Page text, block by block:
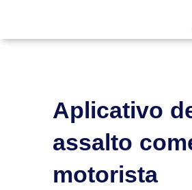
Aplicativo
assalto
motorista